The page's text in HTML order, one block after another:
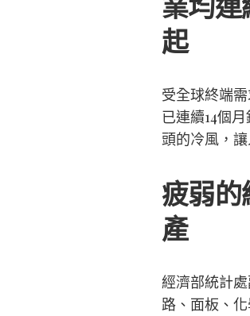
起
受全球終端
已連續14個
頭的冷風，
疲弱
產
經濟部統計
路、面板、